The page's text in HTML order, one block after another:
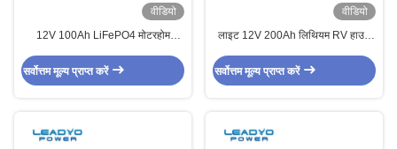
वीडियो
12V 100Ah LiFePO4 मोटरहोम
सर्वोत्तम मूल्य प्राप्त करें
वीडियो
लाइट 12V 200Ah लिथियम RV हाउस
सर्वोत्तम मूल्य प्राप्त करें